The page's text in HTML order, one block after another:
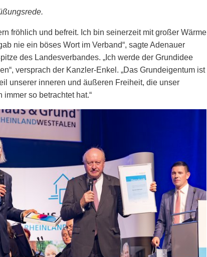
fröhlich und befreit. Ich bin seinerzeit mit großer Wärme
nie ein böses Wort im Verband“, sagte Adenauer
des Landesverbandes. „Ich werde der Grundidee
versprach der Kanzler-Enkel. „Das Grundeigentum ist
unserer inneren und äußeren Freiheit, die unser
so betrachtet hat.“